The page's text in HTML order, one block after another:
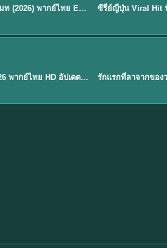
EP.8ดูซีรี่ย์ Soul Mate โซล เมท (2026) พากย์ไทย EP.1-8 (จบ) ★7.9
EP.1องค์ชายสี่เจ้าสำราญ 2026 พากย์ไทย HD อัปเดตล่าสุด ดูออนไลน์